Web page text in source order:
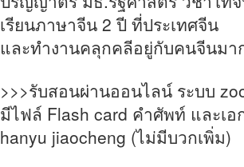
เรียนภาษาจีน 2 ปี ที่ประเทศจีน
และทำงานคลุกคลีอยู่กับคนจีนมา
>>>รับสอนผ่านออนไลน์ ระบบ
มีไฟล์ Flash card คำศัพท์ และเอ
hanyu jiaocheng (ไม่มีบวกเพิ่ม)